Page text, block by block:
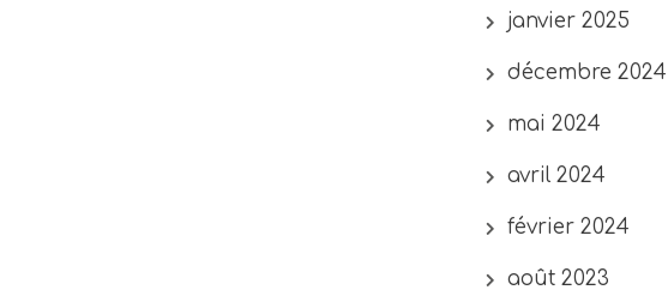
janvier 2025
décembre 2024
mai 2024
avril 2024
février 2024
août 2023